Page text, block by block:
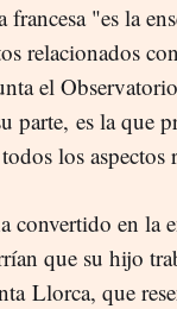
francesa "es la
relacionados
el
parte, es la que
los aspectos
convertido en la
que su hijo
Llorca, que